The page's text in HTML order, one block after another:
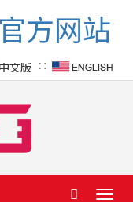
方网站
∷